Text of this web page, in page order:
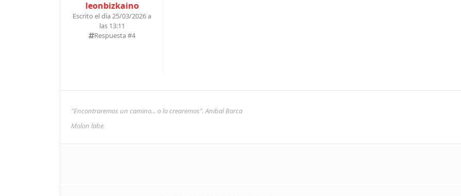
leonbizkaino
Escrito el día 25/03/2026 a
las 13:11
Respuesta #4
"Encontraremos un camino... o lo crearemos". Anibal Barca
Molon labe.